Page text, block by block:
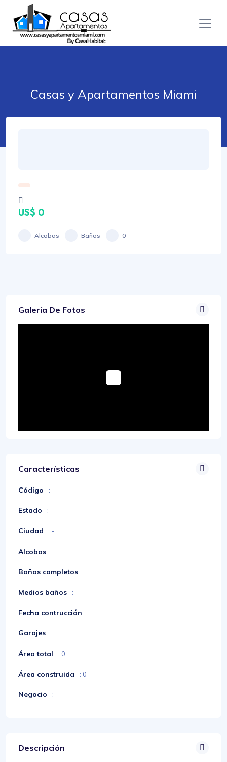
Casas y Apartamentos Miami
US$ 0
Alcobas Baños 0
Galería De Fotos
Características
Código :
Estado :
Ciudad : -
Alcobas :
Baños completos :
Medios baños :
Fecha contrucción :
Garajes :
Área total : 0
Área construida : 0
Negocio :
Descripción